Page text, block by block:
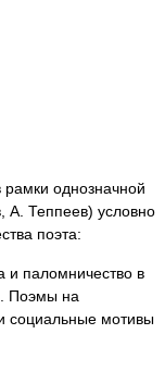
рамки однозначной
Теппеев) условно
поэта:
и паломничество в
Поэмы на
социальные мотивы